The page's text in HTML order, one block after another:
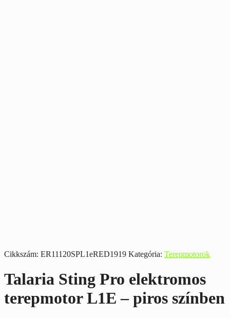
Cikkszám: ER11120SPL1eRED1919 Kategória: Terepmotorok
Talaria Sting Pro elektromos
terepmotor L1E – piros színben